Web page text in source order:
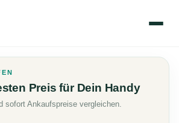
Preis für Dein Handy
sofort Ankaufspreise vergleichen.